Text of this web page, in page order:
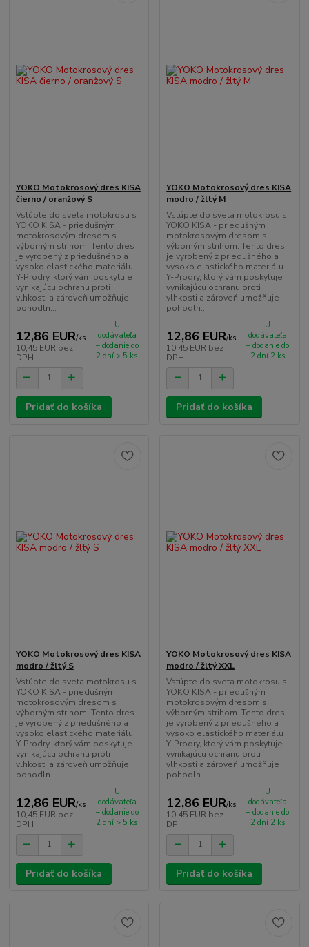
YOKO Motokrosový dres KISA
čierno / oranžový S
Vstúpte do sveta motokrosu s
YOKO KISA - priedušným
motokrosovým dresom s
výborným strihom. Tento dres
je vyrobený z priedušného a
vysoko elastického materiálu
Y-Prodry, ktorý vám poskytuje
vynikajúcu ochranu proti
vlhkosti a zároveň umožňuje
pohodln...
12,86 EUR/ks
10,45 EUR bez
DPH
U
dodávateľa
– dodanie do
2 dní > 5 ks
Pridať do košíka
YOKO Motokrosový dres KISA
modro / žltý M
Vstúpte do sveta motokrosu s
YOKO KISA - priedušným
motokrosovým dresom s
výborným strihom. Tento dres
je vyrobený z priedušného a
vysoko elastického materiálu
Y-Prodry, ktorý vám poskytuje
vynikajúcu ochranu proti
vlhkosti a zároveň umožňuje
pohodln...
12,86 EUR/ks
10,45 EUR bez
DPH
U
dodávateľa
– dodanie do
2 dní 2 ks
Pridať do košíka
YOKO Motokrosový dres KISA
modro / žltý S
Vstúpte do sveta motokrosu s
YOKO KISA - priedušným
motokrosovým dresom s
výborným strihom. Tento dres
je vyrobený z priedušného a
vysoko elastického materiálu
Y-Prodry, ktorý vám poskytuje
vynikajúcu ochranu proti
vlhkosti a zároveň umožňuje
pohodln...
12,86 EUR/ks
10,45 EUR bez
DPH
U
dodávateľa
– dodanie do
2 dní > 5 ks
Pridať do košíka
YOKO Motokrosový dres KISA
modro / žltý XXL
Vstúpte do sveta motokrosu s
YOKO KISA - priedušným
motokrosovým dresom s
výborným strihom. Tento dres
je vyrobený z priedušného a
vysoko elastického materiálu
Y-Prodry, ktorý vám poskytuje
vynikajúcu ochranu proti
vlhkosti a zároveň umožňuje
pohodln...
12,86 EUR/ks
10,45 EUR bez
DPH
U
dodávateľa
– dodanie do
2 dní 2 ks
Pridať do košíka